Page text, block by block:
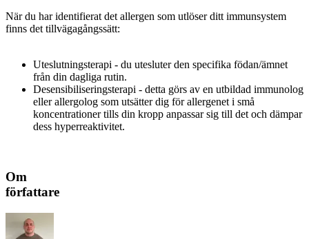
När du har identifierat det allergen som utlöser ditt immunsystem
finns det tillvägagångssätt:
Uteslutningsterapi - du utesluter den specifika födan/ämnet
från din dagliga rutin.
Desensibiliseringsterapi - detta görs av en utbildad immunolog
eller allergolog som utsätter dig för allergenet i små
koncentrationer tills din kropp anpassar sig till det och dämpar
dess hyperreaktivitet.
Om
författare